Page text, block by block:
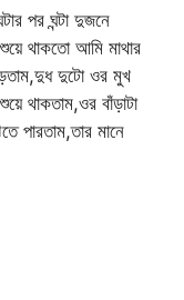
পর ঘন্টা দুজনে
শুয়ে থাকতো আমি মাথার
দুটো ওর মুখ
থাকতাম,ওর বাঁড়াটা
পারতাম,তার মানে